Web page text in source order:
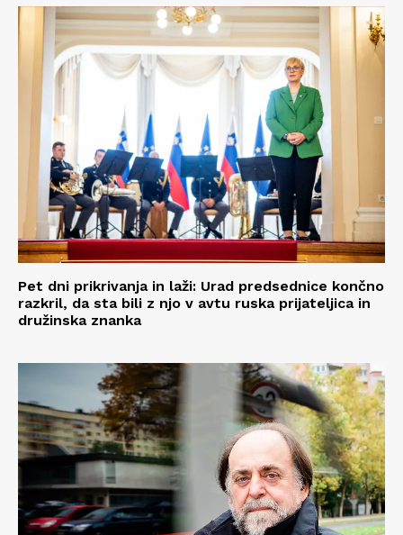
Pet dni prikrivanja in laži: Urad predsednice končno
razkril, da sta bili z njo v avtu ruska prijateljica in
družinska znanka